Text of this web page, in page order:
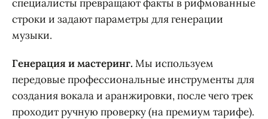
специалисты превращают факты в рифмованные
строки и задают параметры для генерации
музыки.
Генерация и мастеринг. Мы используем
передовые профессиональные инструменты для
создания вокала и аранжировки, после чего трек
проходит ручную проверку (на премиум тарифе).